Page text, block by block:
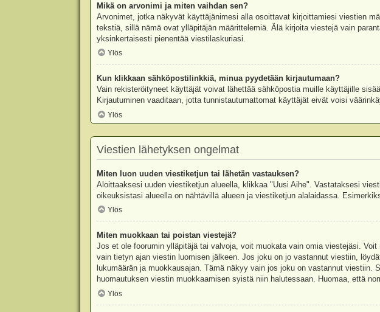
Mikä on arvonimi ja miten vaihdan sen?
Arvonimet, jotka näkyvät käyttäjänimesi alla osoittavat kirjoittamiesi viestien
tekstiä, sillä nämä ovat ylläpitäjän määrittelemiä. Älä kirjoita viestejä vain
yksinkertaisesti pienentää viestilaskuriasi.
Ylös
Kun klikkaan sähköpostilinkkiä, minua pyydetään kirjautumaan?
Vain rekisteröityneet käyttäjät voivat lähettää sähköpostia muille käyttäjille
Kirjautuminen vaaditaan, jotta tunnistautumattomat käyttäjät eivät voisi
Ylös
Viestien lähetyksen ongelmat
Miten luon uuden viestiketjun tai lähetän vastauksen?
Aloittaaksesi uuden viestiketjun alueella, klikkaa "Uusi Aihe". Vastataksesi
oikeuksistasi alueella on nähtävillä alueen ja viestiketjun alalaidassa.
Ylös
Miten muokkaan tai poistan viestejä?
Jos et ole foorumin ylläpitäjä tai valvoja, voit muokata vain omia viestejäsi.
vain tietyn ajan viestin luomisen jälkeen. Jos joku on jo vastannut viestiin,
lukumäärän ja muokkausajan. Tämä näkyy vain jos joku on vastannut
huomautuksen viestin muokkaamisen syistä niin halutessaan. Huomaa, että
Ylös